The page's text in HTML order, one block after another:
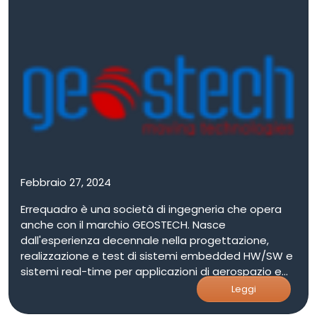
innovativa, ed è stata partecipata dal Gruppo
multinazionale Baker Hughes, il quale ha acquisito
circa il 30% delle quote della NEMESYS tramite la
controllata italiana NUOVO PIGNONE HOLDING S.P.A.
Febbraio 27, 2024
Errequadro è una società di ingegneria che opera
anche con il marchio GEOSTECH. Nasce
dall'esperienza decennale nella progettazione,
realizzazione e test di sistemi embedded HW/SW e
sistemi real-time per applicazioni di aerospazio e
difesa, trasporti e industriali e, in modo parallelo, da
una lunga esperienza nello sviluppo di applicazioni di
Leggi